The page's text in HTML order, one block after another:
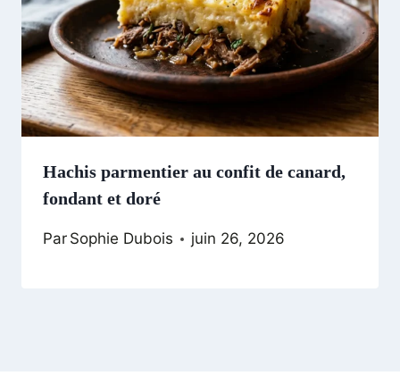
Hachis parmentier au confit de canard,
fondant et doré
Par Sophie Dubois juin 26, 2026